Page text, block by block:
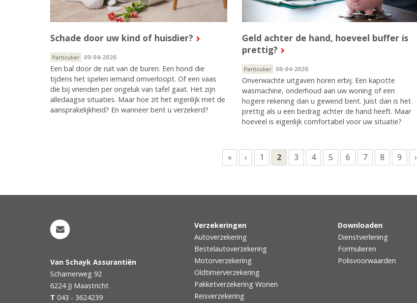
Schade door uw kind of huisdier?
Particulier 09-04-2026
Een bal door de ruit van de buren. Een hond die
tijdens het spelen iemand omverloopt. Of een vaas
die bij vrienden per ongeluk van tafel gaat. Het zijn
alledaagse situaties. Maar hoe zit het eigenlijk met de
aansprakelijkheid? En wanneer bent u verzekerd?
Geld achter de hand, hoeveel buffer is
prettig?
Particulier 08-04-2026
Onverwachte uitgaven horen erbij. Een kapotte
wasmachine, onderhoud aan uw woning of een
hogere rekening dan u gewend bent. Juist dan is het
prettig als u een bedrag achter de hand heeft. Maar
hoeveel is eigenlijk comfortabel voor uw situatie?
« ‹ 1 2 3 4 5 6 7 8 9 ›
Van Schayk Assurantiën
Scharnerweg 92
6224 JJ Maastricht
T 043 - 3624239
Verzekeringen
Autoverzekering
Bestelautoverzekering
Motorverzekering
Oldtimerverzekering
Pakketverzekering Wonen
Reisverzekering
Downloaden
Dienstverlening
Formulieren
Polisvoorwaarden